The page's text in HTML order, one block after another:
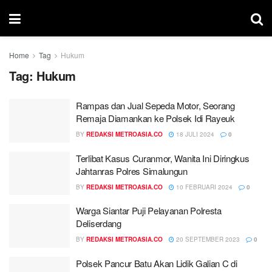
Home Tag Hukum
Tag: Hukum
Rampas dan Jual Sepeda Motor, Seorang
Remaja Diamankan ke Polsek Idi Rayeuk
BY REDAKSI METROASIA.CO 18 JULI 2024 0
Terlibat Kasus Curanmor, Wanita Ini Diringkus
Jahtanras Polres Simalungun
BY REDAKSI METROASIA.CO 10 FEBRUARI 2024 0
Warga Siantar Puji Pelayanan Polresta
Deliserdang
BY REDAKSI METROASIA.CO 20 SEPTEMBER 2023 0
Polsek Pancur Batu Akan Lidik Galian C di